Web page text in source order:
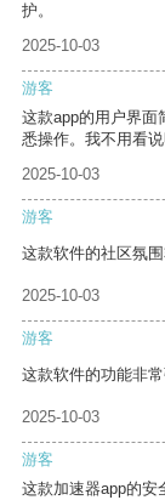
护。
2025-10-03
游客
这款app的用户界面
悉操作。我不用看
2025-10-03
游客
这款软件的社区氛
2025-10-03
游客
这款软件的功能非
2025-10-03
游客
这款加速器app的安